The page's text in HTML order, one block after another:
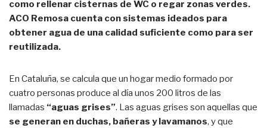
como rellenar cisternas de WC o regar zonas verdes.
ACO Remosa cuenta con sistemas ideados para
obtener agua de una calidad suficiente como para ser
reutilizada.
En Cataluña, se calcula que un hogar medio formado por
cuatro personas produce al día unos 200 litros de las
llamadas “aguas grises”. Las aguas grises son aquellas que
se generan en duchas, bañeras y lavamanos, y que